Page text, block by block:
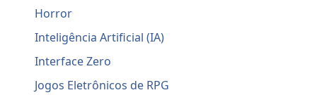
Horror
Inteligência Artificial (IA)
Interface Zero
Jogos Eletrônicos de RPG